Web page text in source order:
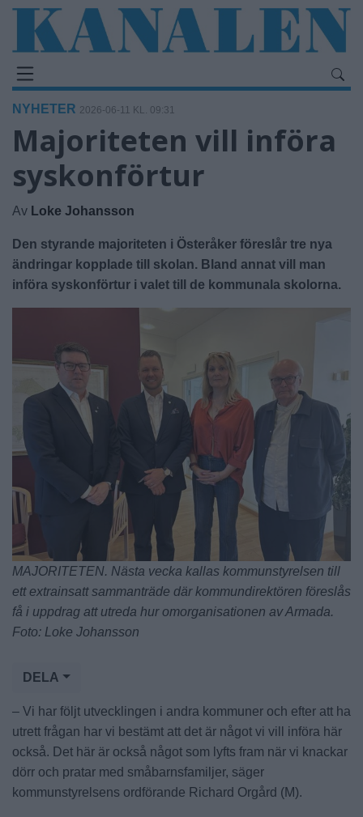
NYHETER 2026-06-11 KL. 09:31
Majoriteten vill införa
syskonförtur
Av Loke Johansson
Den styrande majoriteten i Österåker föreslår tre nya
ändringar kopplade till skolan. Bland annat vill man
införa syskonförtur i valet till de kommunala skolorna.
MAJORITETEN. Nästa vecka kallas kommunstyrelsen till
ett extrainsatt sammanträde där kommundirektören föreslås
få i uppdrag att utreda hur omorganisationen av Armada.
Foto: Loke Johansson
DELA
– Vi har följt utvecklingen i andra kommuner och efter att ha
utrett frågan har vi bestämt att det är något vi vill införa här
också. Det här är också något som lyfts fram när vi knackar
dörr och pratar med småbarnsfamiljer, säger
kommunstyrelsens ordförande Richard Orgård (M).